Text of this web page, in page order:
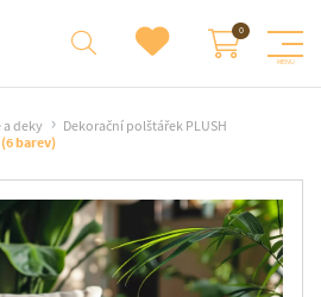
a deky
Dekorační polštářek PLUSH
barev)